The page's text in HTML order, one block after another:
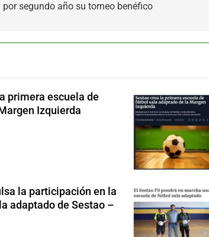
segundo año su torneo benéfico
primera escuela de
Izquierda
noticia futbol adaptado
la participación en la
adaptado de Sestao –